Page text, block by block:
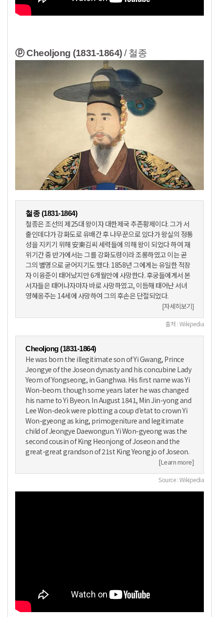
ⓟ Cheoljong (1831-1864)/ 철종
철종 (1831-1864)
철종은 조선의 제25대 왕이자 대한제국 추존황제이다. 그가 서
출인데다가 강화도로 유배간 후 나무꾼으로 있다가 왕실의 정통
성을 지키기 위해 安東김씨 세력들에 의해 왕이 되었다 하여 재
위기간 중 반가에서는 그를 강화도령이라 조롱하였고 이는 곧
그의 별명으로 굳어지기도 했다. 1858년 그에게는 유일한 적장
자 이융준이 태어났지만 6개월만에 사망한다. 후궁들에게서 본
서자들은 태어나자마자 바로 사망하였고, 이듬해 태어난 서녀
영혜옹주는 14세에 사망하여 그의 후손은 단절되었다.
[자세히보기]
출처 : Wikipedia
Cheoljong (1831-1864)
He was born the illegitimate son of Yi Gwang, Prince
Jeongye of the Joseon dynasty and his concubine Lady
Yeom of Yongseong, in Ganghwa. His first name was Yi
Won-beom. though some years later he was changed
his name to Yi Byeon. In August 1841, Min Jin-yong and
Lee Won-deok were plotting a coup d'etat to crown Yi
Won-gyeong as king, primogeniture and legitimate
child of Jeongye Daewongun. Yi Won-gyeong was the
second cousin of King Heonjong of Joseon and the
great-great grandson of 21st King Yeongjo of Joseon.
[Learn more]
Source : Wikipedia